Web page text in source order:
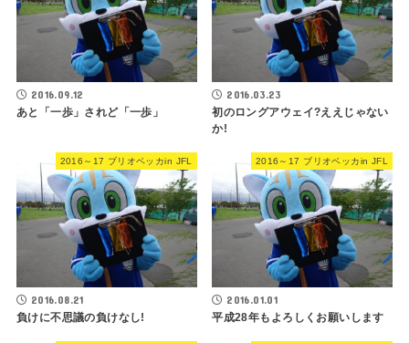
2016.09.12
あと「一歩」されど「一歩」
2016.03.23
初のロングアウェイ?ええじゃない
か!
2016～17 ブリオベッカin JFL
2016.08.21
負けに不思議の負けなし!
2016～17 ブリオベッカin JFL
2016.01.01
平成28年もよろしくお願いします